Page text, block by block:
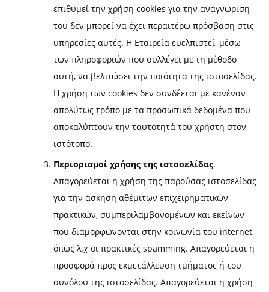
επιθυμεί την χρήση cookies για την αναγνώριση
του δεν μπορεί να έχει περαιτέρω πρόσβαση στις
υπηρεσίες αυτές. Η Εταιρεία ευελπιστεί, μέσω
των πληροφοριών που συλλέγει με τη μέθοδο
αυτή, να βελτιώσει την ποιότητα της ιστοσελίδας.
Η χρήση των cookies δεν συνδέεται με κανέναν
απολύτως τρόπο με τα προσωπικά δεδομένα που
αποκαλύπτουν την ταυτότητά του χρήστη στον
ιστότοπο.
Περιορισμοί χρήσης της ιστοσελίδας.
Απαγορεύεται η χρήση της παρούσας ιστοσελίδας
για την άσκηση αθέμιτων επιχειρηματικών
πρακτικών, συμπεριλαμβανομένων και εκείνων
που διαμορφώνονται στην κοινωνία του internet,
όπως λ.χ οι πρακτικές spamming. Απαγορεύεται η
προσφορά προς εκμετάλλευση τμήματος ή του
συνόλου της ιστοσελίδας. Απαγορεύεται η χρήση